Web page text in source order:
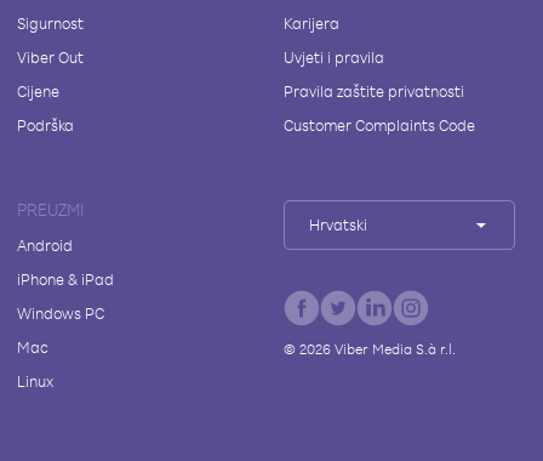
Sigurnost
Viber Out
Cijene
Podrška
Karijera
Uvjeti i pravila
Pravila zaštite privatnosti
Customer Complaints Code
PREUZMI
Android
iPhone & iPad
Windows PC
Mac
Linux
Hrvatski
© 2026Viber Media S.à r.l.